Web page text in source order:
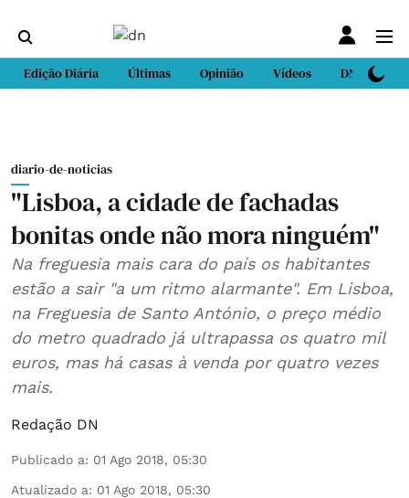
Edição Diária Últimas Opinião Vídeos DN Sport
diario-de-noticias
"Lisboa, a cidade de fachadas
bonitas onde não mora ninguém"
Na freguesia mais cara do país os habitantes
estão a sair "a um ritmo alarmante". Em Lisboa,
na Freguesia de Santo António, o preço médio
do metro quadrado já ultrapassa os quatro mil
euros, mas há casas à venda por quatro vezes
mais.
Redação DN
Publicado a: 01 Ago 2018, 05:30
Atualizado a: 01 Ago 2018, 05:30